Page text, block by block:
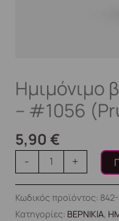
Ημιμόνιμο
– #1056
5,90 €
- +
Κωδικός προϊόντος:
Κατηγορίες: ΒΕΡΝΙΚΙΑ,